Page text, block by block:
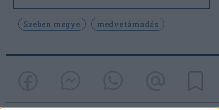
Szeben megye medvetámadás